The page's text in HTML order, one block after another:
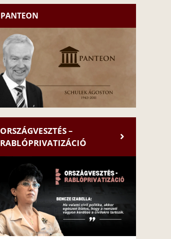
PANTEON
ORSZÁGVESZTÉS –
RABLÓPRIVATIZÁCIÓ